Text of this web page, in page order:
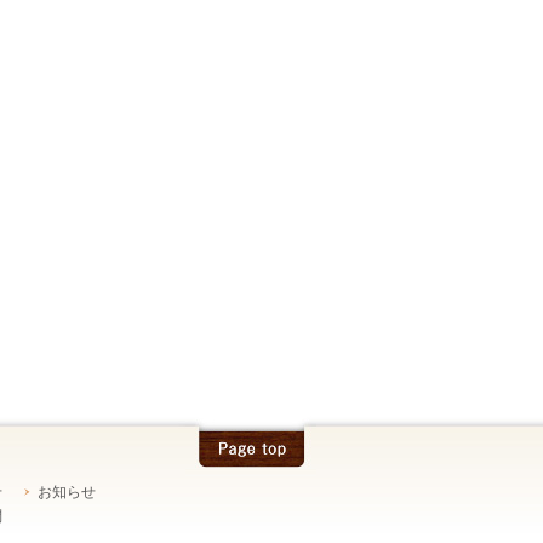
お知らせ